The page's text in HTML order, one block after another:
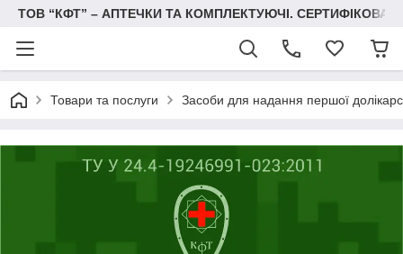
ТОВ “КФТ” – АПТЕЧКИ ТА КОМПЛЕКТУЮЧІ.
Товари та послуги Засоби для надання першої